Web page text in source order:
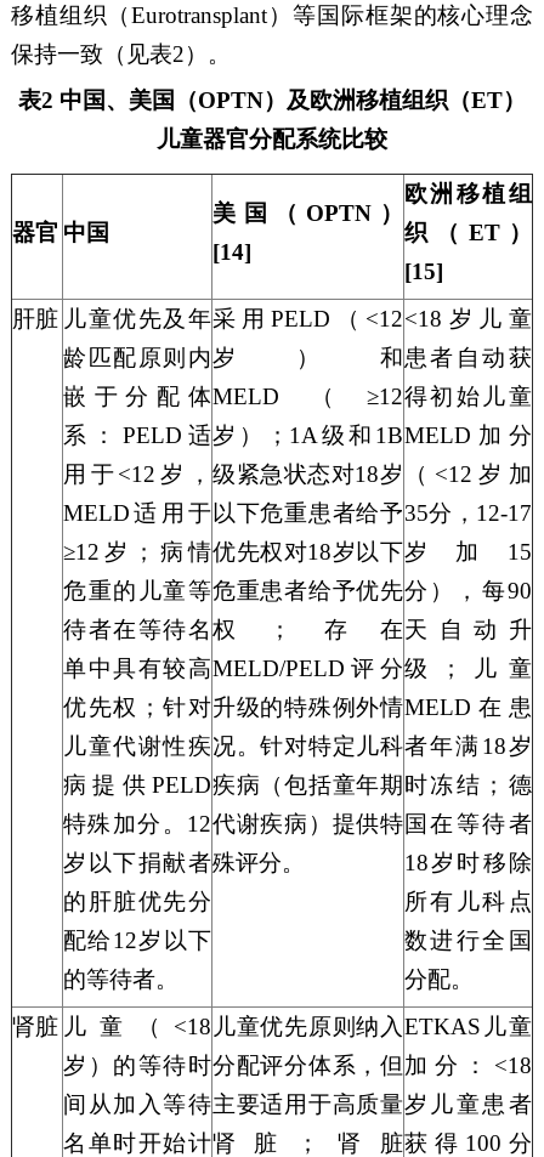
移植组织（Eurotransplant）等国际框架的核心理念
保持一致（见表2）。
表2 中国、美国（OPTN）及欧洲移植组织（ET）
儿童器官分配系统比较
器官 中国
美国（ OPTN）
[14]
欧洲移植组
织（ ET）
[15]
肝脏 儿童优先及年
龄匹配原则内
嵌于分配体
系： PELD适
用于<12岁，
MELD适用于
≥12岁；病情
危重的儿童等
待者在等待名
单中具有较高
优先权； 针对
儿童代谢性疾
病提供 PELD
特殊加分。12
岁以下捐献者
的肝脏优先分
配给12岁以下
的等待者。
采用 PELD（<12
岁）和
MELD（≥12
岁）； 1A级和1B
级紧急状态对18岁
以下危重患者给予
优先权对18岁以下
危重患者给予优先
权；
存在
MELD/PELD评分
升级的特殊例外情
况。针对特定儿科
疾病（包括童年期
代谢疾病）提供特
殊评分。
<18岁儿童
患者自动获
得初始儿童
MELD加分
（<12岁加
35分，12-17
岁加15
分），每90
天自动升
级；儿童
MELD在患
者年满18岁
时冻结； 德
国在等待者
18岁时移除
所有儿科点
数进行全国
分配。
肾脏 儿童（ <18
岁）的等待时
间从加入等待
名单时开始计
儿童优先原则纳入
分配评分体系，但
主要适用于高质量
肾脏；肾脏
ETKAS儿童
加分：<18
岁儿童患者
获得100分